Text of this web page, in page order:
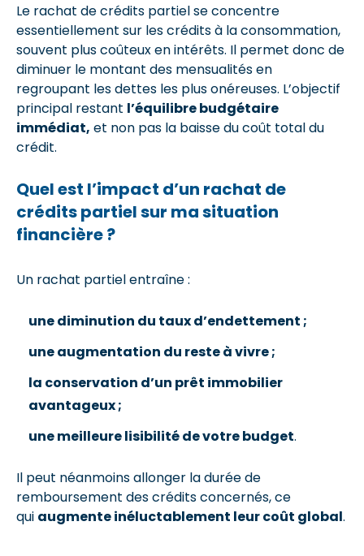
Le rachat de crédits partiel se concentre
essentiellement sur les crédits à la consommation,
souvent plus coûteux en intérêts. Il permet donc de
diminuer le montant des mensualités en
regroupant les dettes les plus onéreuses. L’objectif
principal restant l’équilibre budgétaire
immédiat, et non pas la baisse du coût total du
crédit.
Quel est l’impact d’un rachat de
crédits partiel sur ma situation
financière ?
Un rachat partiel entraîne :
une diminution du taux d’endettement ;
une augmentation du reste à vivre ;
la conservation d’un prêt immobilier
avantageux ;
une meilleure lisibilité de votre budget.
Il peut néanmoins allonger la durée de
remboursement des crédits concernés, ce
qui augmente inéluctablement leur coût global.